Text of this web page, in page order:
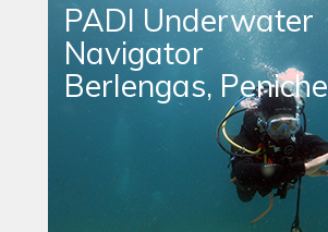
PADI Underwater
Navigator
Berlengas, Peniche